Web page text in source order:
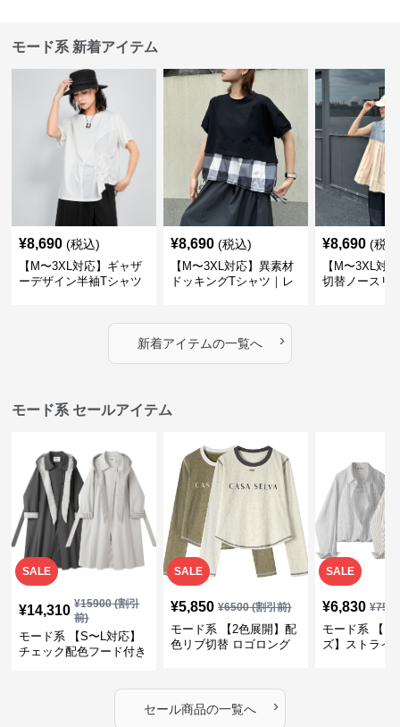
モード系 新着アイテム
¥8,690 (税込)
【M〜3XL対応】ギャザ
ーデザイン半袖Tシャツ
¥8,690 (税込)
【M〜3XL対応】異素材
ドッキングTシャツ｜レ
カバー・大人モード
¥8,690 (税
【M〜3XL対
切替ノースリ
新着アイテムの一覧へ ›
モード系 セールアイテム
SALE
¥14,310 ¥15900(割引
前)
モード系 【S〜L対応】
チェック配色フード付き
SALE
¥5,850 ¥6500(割引前)
モード系 【2色展開】配
色リブ切替 ロゴロング
SALE
¥6,830 ¥
モード系 【フ
ズ】ストライ
セール商品の一覧へ ›